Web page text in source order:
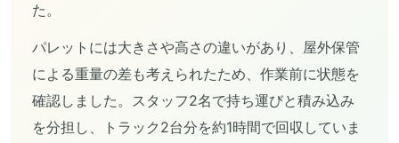
た。
パレットには大きさや高さの違いがあり、屋外保管
による重量の差も考えられたため、作業前に状態を
確認しました。スタッフ2名で持ち運びと積み込み
を分担し、トラック2台分を約1時間で回収していま